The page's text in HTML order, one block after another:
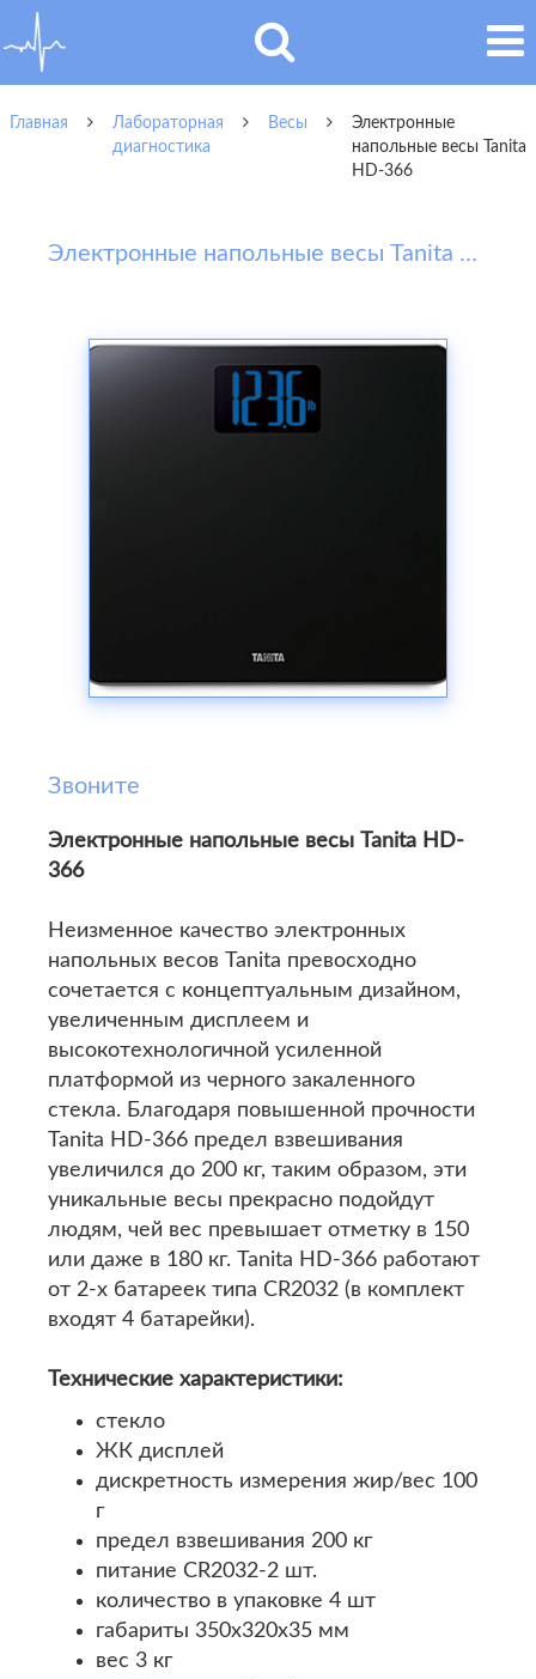
Главная
Лабораторная
диагностика
Весы
Электронные
напольные весы Tanita
HD-366
Электронные напольные весы Tanita HD-366
Звоните
Электронные напольные весы Tanita HD-
366
Неизменное качество электронных
напольных весов Tanita превосходно
сочетается с концептуальным дизайном,
увеличенным дисплеем и
высокотехнологичной усиленной
платформой из черного закаленного
стекла. Благодаря повышенной прочности
Tanita HD-366 предел взвешивания
увеличился до 200 кг, таким образом, эти
уникальные весы прекрасно подойдут
людям, чей вес превышает отметку в 150
или даже в 180 кг. Tanita HD-366 работают
от 2-х батареек типа CR2032 (в комплект
входят 4 батарейки).
Технические характеристики:
стекло
ЖК дисплей
дискретность измерения жир/вес 100
г
предел взвешивания 200 кг
питание CR2032-2 шт.
количество в упаковке 4 шт
габариты 350х320х35 мм
веc 3 кг